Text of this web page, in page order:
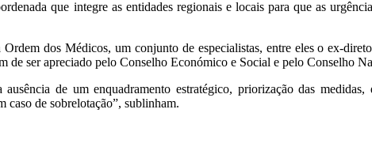
que integre as entidades regionais e locais para que as
dos Médicos, um conjunto de especialistas, entre eles o ex-
de ser apreciado pelo Conselho Económico e Social e pelo Conselho
de um enquadramento estratégico, priorização das
caso de sobrelotação”, sublinham.